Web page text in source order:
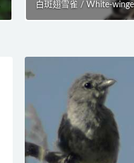
白斑翅雪雀 / White-